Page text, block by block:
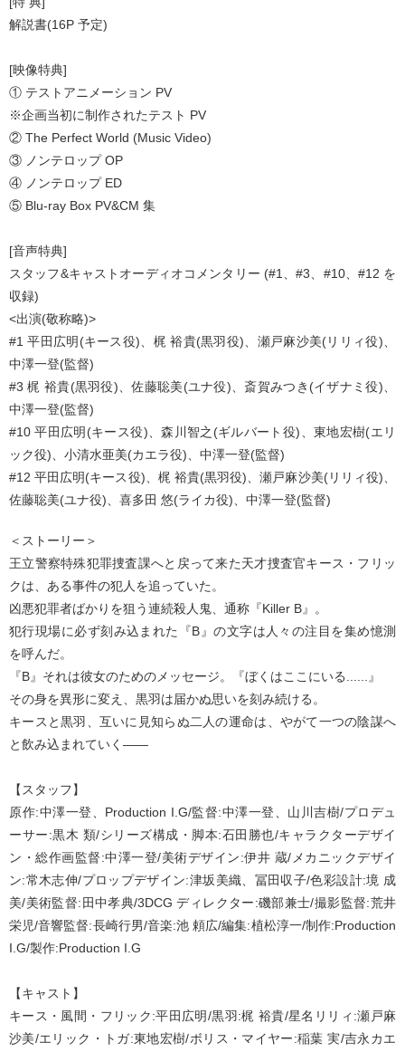
解説書(16P 予定)
[映像特典]
① テストアニメーション PV
※企画当初に制作されたテスト PV
② The Perfect World (Music Video)
③ ノンテロップ OP
④ ノンテロップ ED
⑤ Blu-ray Box PV&CM 集
[音声特典]
スタッフ&キャストオーディオコメンタリー (#1、#3、#10、#12 を
収録)
<出演(敬称略)>
#1 平田広明(キース役)、梶 裕貴(黒羽役)、瀬戸麻沙美(リリィ役)、
中澤一登(監督)
#3 梶 裕貴(黒羽役)、佐藤聡美(ユナ役)、斎賀みつき(イザナミ役)、
中澤一登(監督)
#10 平田広明(キース役)、森川智之(ギルバート役)、東地宏樹(エリ
ック役)、小清水亜美(カエラ役)、中澤一登(監督)
#12 平田広明(キース役)、梶 裕貴(黒羽役)、瀬戸麻沙美(リリィ役)、
佐藤聡美(ユナ役)、喜多田 悠(ライカ役)、中澤一登(監督)
＜ストーリー＞
王立警察特殊犯罪捜査課へと戻って来た天才捜査官キース・フリッ
クは、ある事件の犯人を追っていた。
凶悪犯罪者ばかりを狙う連続殺人鬼、通称『Killer B』。
犯行現場に必ず刻み込まれた『B』の文字は人々の注目を集め憶測
を呼んだ。
『B』それは彼女のためのメッセージ。『ぼくはここにいる......』
その身を異形に変え、黒羽は届かぬ思いを刻み続ける。
キースと黒羽、互いに見知らぬ二人の運命は、やがて一つの陰謀へ
と飲み込まれていく――
【スタッフ】
原作:中澤一登、Production I.G/監督:中澤一登、山川吉樹/プロデュ
ーサー:黒木 類/シリーズ構成・脚本:石田勝也/キャラクターデザイ
ン・総作画監督:中澤一登/美術デザイン:伊井 蔵/メカニックデザイ
ン:常木志伸/プロップデザイン:津坂美織、冨田収子/色彩設計:境 成
美/美術監督:田中孝典/3DCG ディレクター:磯部兼士/撮影監督:荒井
栄児/音響監督:長崎行男/音楽:池 頼広/編集:植松淳一/制作:Production
I.G/製作:Production I.G
【キャスト】
キース・風間・フリック:平田広明/黒羽:梶 裕貴/星名リリィ:瀬戸麻
沙美/エリック・トガ:東地宏樹/ボリス・マイヤー:稲葉 実/吉永カエ